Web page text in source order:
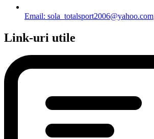
Email: sola_totalsport2006@yahoo.com
Link-uri utile